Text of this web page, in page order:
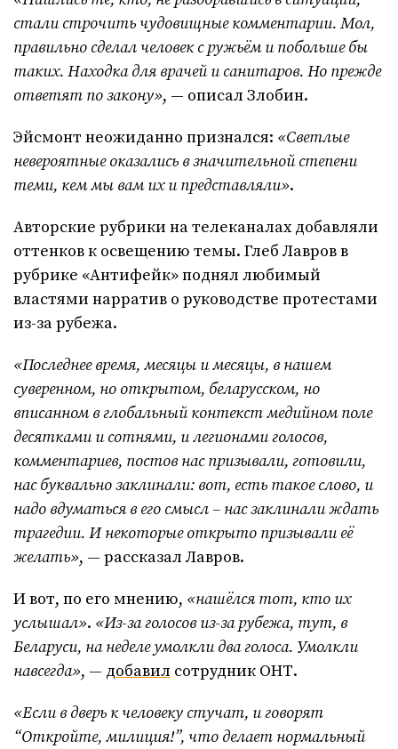
стали строчить чудовищные комментарии. Мол,
правильно сделал человек с ружьём и побольше бы
таких. Находка для врачей и санитаров. Но прежде
ответят по закону», — описал Злобин.
Эйсмонт неожиданно признался: «Светлые
невероятные оказались в значительной степени
теми, кем мы вам их и представляли».
Авторские рубрики на телеканалах добавляли
оттенков к освещению темы. Глеб Лавров в
рубрике «Антифейк» поднял любимый
властями нарратив о руководстве протестами
из-за рубежа.
«Последнее время, месяцы и месяцы, в нашем
суверенном, но открытом, беларусском, но
вписанном в глобальный контекст медийном поле
десятками и сотнями, и легионами голосов,
комментариев, постов нас призывали, готовили,
нас буквально заклинали: вот, есть такое слово, и
надо вдуматься в его смысл – нас заклинали ждать
трагедии. И некоторые открыто призывали её
желать», — рассказал Лавров.
И вот, по его мнению, «нашёлся тот, кто их
услышал». «Из-за голосов из-за рубежа, тут, в
Беларуси, на неделе умолкли два голоса. Умолкли
навсегда», — добавил сотрудник ОНТ.
«Если в дверь к человеку стучат, и говорят
“Откройте, милиция!”, что делает нормальный